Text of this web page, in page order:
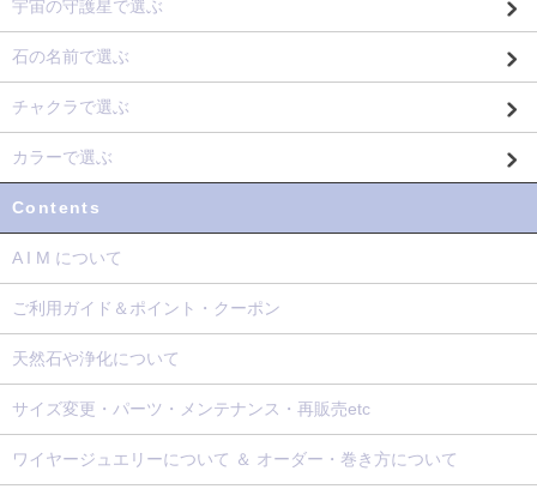
宇宙の守護星で選ぶ
石の名前で選ぶ
チャクラで選ぶ
カラーで選ぶ
Contents
A I M について
ご利用ガイド＆ポイント・クーポン
天然石や浄化について
サイズ変更・パーツ・メンテナンス・再販売etc
ワイヤージュエリーについて ＆ オーダー・巻き方について